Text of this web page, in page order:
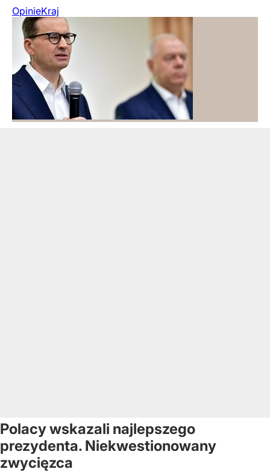
OpinieKraj
Polacy wskazali najlepszego
prezydenta. Niekwestionowany
zwycięzca